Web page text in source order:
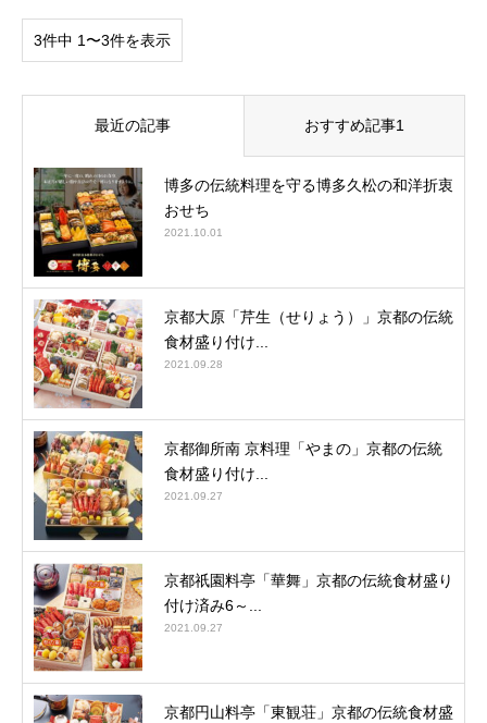
3件中 1〜3件を表示
最近の記事 おすすめ記事1
博多の伝統料理を守る博多久松の和洋折衷
おせち
2021.10.01
京都大原「芹生（せりょう）」京都の伝統
食材盛り付け...
2021.09.28
京都御所南 京料理「やまの」京都の伝統
食材盛り付け...
2021.09.27
京都祇園料亭「華舞」京都の伝統食材盛り
付け済み6～...
2021.09.27
京都円山料亭「東観荘」京都の伝統食材盛